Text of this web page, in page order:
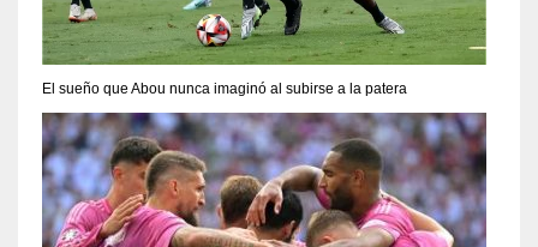
El sueño que Abou nunca imaginó al subirse a la patera